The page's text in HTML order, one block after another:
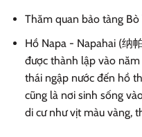
Thăm quan bảo tàng Bò
Hồ Napa - Napahai (纳
được thành lập vào
thái ngập nước đến hồ
cũng là nơi sinh sống
di cư như vịt màu vàng,